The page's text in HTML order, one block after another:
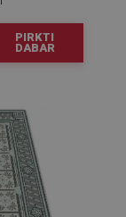
PIRKTI
DABAR